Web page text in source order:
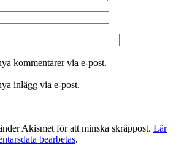
kommentarer via e-post.
inlägg via e-post.
Akismet för att minska skräppost. Lär
bearbetas.